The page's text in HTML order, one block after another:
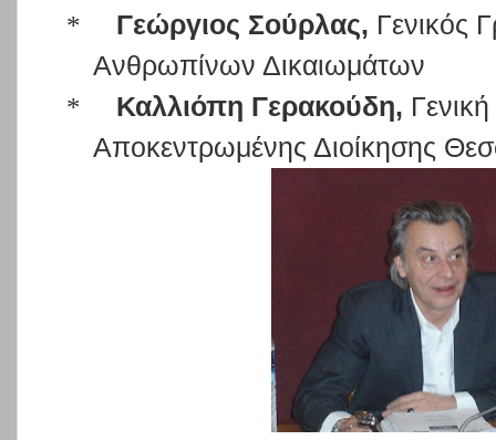
*
Γεώργιος Σούρλας, Γενικός
Ανθρωπίνων Δικαιωμάτων
*
Καλλιόπη Γερακούδη,
Αποκεντρωμένης Διοίκησης